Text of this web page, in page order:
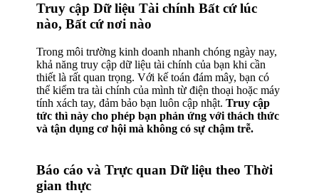
Truy cập Dữ liệu Tài chính Bất cứ lúc
nào, Bất cứ nơi nào
Trong môi trường kinh doanh nhanh chóng ngày nay,
khả năng truy cập dữ liệu tài chính của bạn khi cần
thiết là rất quan trọng. Với kế toán đám mây, bạn có
thể kiểm tra tài chính của mình từ điện thoại hoặc máy
tính xách tay, đảm bảo bạn luôn cập nhật.Truy cập
tức thì này cho phép bạn phản ứng với thách thức
và tận dụng cơ hội mà không có sự chậm trễ.
Báo cáo và Trực quan Dữ liệu theo Thời
gian thực